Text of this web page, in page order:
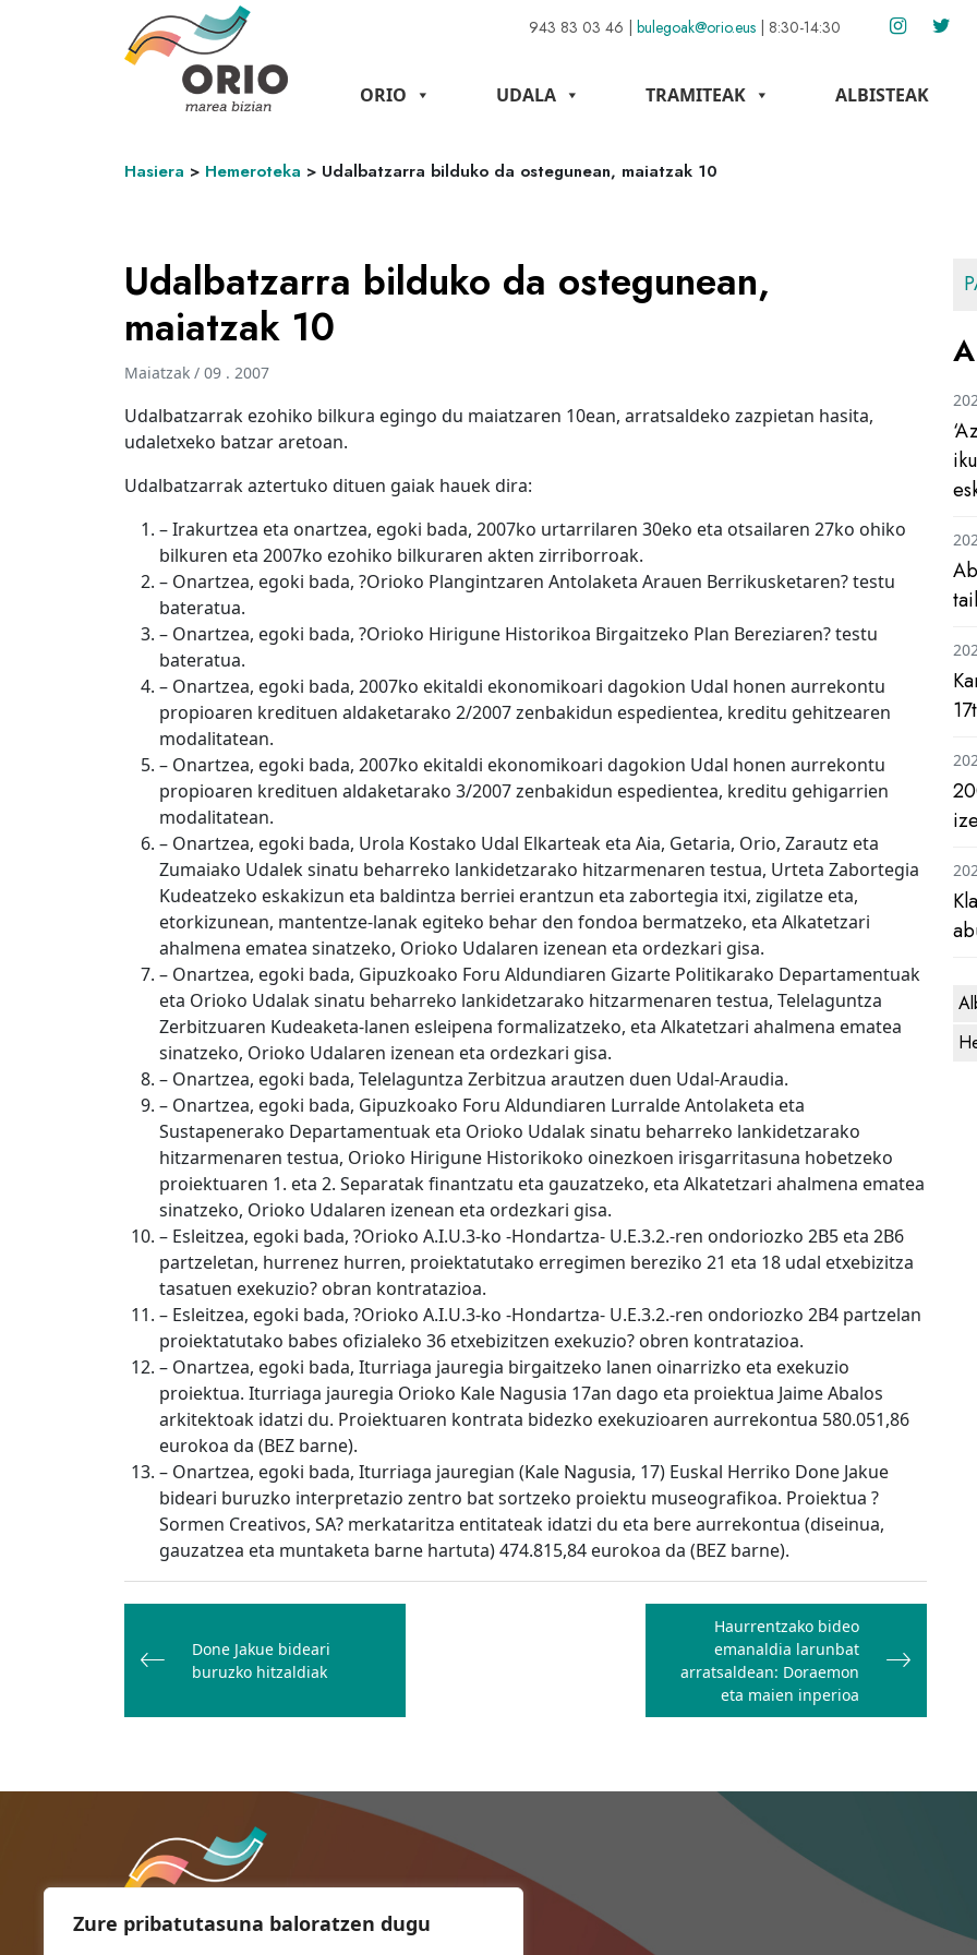
Zure pribatutasuna baloratzen dugu
943 83 03 46 | bulegoak@orio.eus | 8:30-14:30
ORIO UDALA TRAMITEAK ALBISTEAK
Hasiera > Hemeroteka > Udalbatzarra bilduko da ostegunean, maiatzak 10
Udalbatzarra bilduko da ostegunean,
maiatzak 10
Maiatzak / 09 . 2007
Udalbatzarrak ezohiko bilkura egingo du maiatzaren 10ean, arratsaldeko zazpietan hasita,
udaletxeko batzar aretoan.
Udalbatzarrak aztertuko dituen gaiak hauek dira:
– Irakurtzea eta onartzea, egoki bada, 2007ko urtarrilaren 30eko eta otsailaren 27ko ohiko
bilkuren eta 2007ko ezohiko bilkuraren akten zirriborroak.
– Onartzea, egoki bada, ?Orioko Plangintzaren Antolaketa Arauen Berrikusketaren? testu
bateratua.
– Onartzea, egoki bada, ?Orioko Hirigune Historikoa Birgaitzeko Plan Bereziaren? testu
bateratua.
– Onartzea, egoki bada, 2007ko ekitaldi ekonomikoari dagokion Udal honen aurrekontu
propioaren kredituen aldaketarako 2/2007 zenbakidun espedientea, kreditu gehitzearen
modalitatean.
– Onartzea, egoki bada, 2007ko ekitaldi ekonomikoari dagokion Udal honen aurrekontu
propioaren kredituen aldaketarako 3/2007 zenbakidun espedientea, kreditu gehigarrien
modalitatean.
– Onartzea, egoki bada, Urola Kostako Udal Elkarteak eta Aia, Getaria, Orio, Zarautz eta
Zumaiako Udalek sinatu beharreko lankidetzarako hitzarmenaren testua, Urteta Zabortegia
Kudeatzeko eskakizun eta baldintza berriei erantzun eta zabortegia itxi, zigilatze eta,
etorkizunean, mantentze-lanak egiteko behar den fondoa bermatzeko, eta Alkatetzari
ahalmena ematea sinatzeko, Orioko Udalaren izenean eta ordezkari gisa.
– Onartzea, egoki bada, Gipuzkoako Foru Aldundiaren Gizarte Politikarako Departamentuak
eta Orioko Udalak sinatu beharreko lankidetzarako hitzarmenaren testua, Telelaguntza
Zerbitzuaren Kudeaketa-lanen esleipena formalizatzeko, eta Alkatetzari ahalmena ematea
sinatzeko, Orioko Udalaren izenean eta ordezkari gisa.
– Onartzea, egoki bada, Telelaguntza Zerbitzua arautzen duen Udal-Araudia.
– Onartzea, egoki bada, Gipuzkoako Foru Aldundiaren Lurralde Antolaketa eta
Sustapenerako Departamentuak eta Orioko Udalak sinatu beharreko lankidetzarako
hitzarmenaren testua, Orioko Hirigune Historikoko oinezkoen irisgarritasuna hobetzeko
proiektuaren 1. eta 2. Separatak finantzatu eta gauzatzeko, eta Alkatetzari ahalmena ematea
sinatzeko, Orioko Udalaren izenean eta ordezkari gisa.
– Esleitzea, egoki bada, ?Orioko A.I.U.3-ko -Hondartza- U.E.3.2.-ren ondoriozko 2B5 eta 2B6
partzeletan, hurrenez hurren, proiektatutako erregimen bereziko 21 eta 18 udal etxebizitza
tasatuen exekuzio? obran kontratazioa.
– Esleitzea, egoki bada, ?Orioko A.I.U.3-ko -Hondartza- U.E.3.2.-ren ondoriozko 2B4 partzelan
proiektatutako babes ofizialeko 36 etxebizitzen exekuzio? obren kontratazioa.
– Onartzea, egoki bada, Iturriaga jauregia birgaitzeko lanen oinarrizko eta exekuzio
proiektua. Iturriaga jauregia Orioko Kale Nagusia 17an dago eta proiektua Jaime Abalos
arkitektoak idatzi du. Proiektuaren kontrata bidezko exekuzioaren aurrekontua 580.051,86
eurokoa da (BEZ barne).
– Onartzea, egoki bada, Iturriaga jauregian (Kale Nagusia, 17) Euskal Herriko Done Jakue
bideari buruzko interpretazio zentro bat sortzeko proiektu museografikoa. Proiektua ?
Sormen Creativos, SA? merkataritza entitateak idatzi du eta bere aurrekontua (diseinua,
gauzatzea eta muntaketa barne hartuta) 474.815,84 eurokoa da (BEZ barne).
Bidalketetan
zehar
nabigatu
Done Jakue bideari
buruzko hitzaldiak
Haurrentzako bideo
emanaldia larunbat
arratsaldean: Doraemon
eta maien inperioa